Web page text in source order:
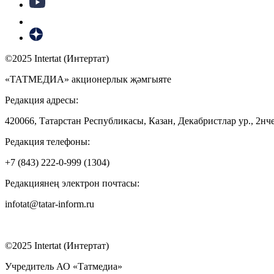
©2025 Intertat (Интертат)
«ТАТМЕДИА» акционерлык җәмгыяте
Редакция адресы:
420066, Татарстан Республикасы, Казан, Декабристлар ур.,
Редакция телефоны:
+7 (843) 222-0-999 (1304)
Редакциянең электрон почтасы:
infotat@tatar-inform.ru
©2025 Intertat (Интертат)
Учредитель АО «Татмедиа»